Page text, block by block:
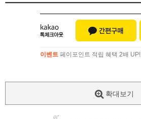
이벤트 페이포인트 적립 혜택 2배 UP!
확대보기